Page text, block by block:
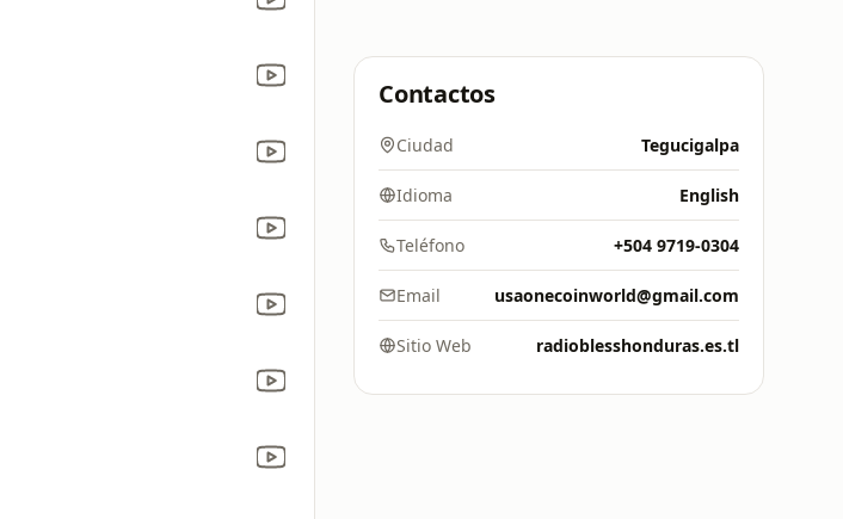
Contactos
Ciudad Tegucigalpa
Idioma English
Teléfono +504 9719-0304
Email usaonecoinworld@gmail.com
Sitio Web radioblesshonduras.es.tl